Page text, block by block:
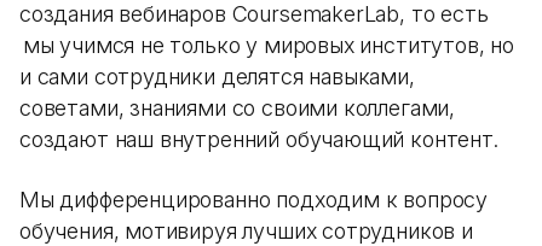
создания вебинаров CoursemakerLab, то есть
мы учимся не только у мировых институтов, но
и сами сотрудники делятся навыками,
советами, знаниями со своими коллегами,
создают наш внутренний обучающий контент.
Мы дифференцированно подходим к вопросу
обучения, мотивируя лучших сотрудников и